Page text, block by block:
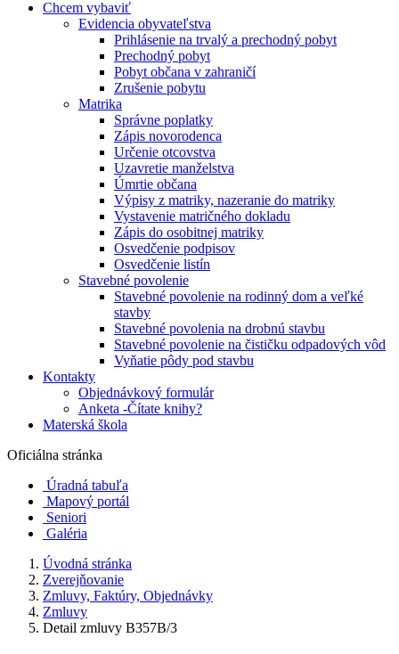
Chcem vybaviť
Evidencia obyvateľstva
Prihlásenie na trvalý a prechodný pobyt
Prechodný pobyt
Pobyt občana v zahraničí
Zrušenie pobytu
Matrika
Správne poplatky
Zápis novorodenca
Určenie otcovstva
Uzavretie manželstva
Úmrtie občana
Výpisy z matriky, nazeranie do matriky
Vystavenie matričného dokladu
Zápis do osobitnej matriky
Osvedčenie podpisov
Osvedčenie listín
Stavebné povolenie
Stavebné povolenie na rodinný dom a veľké
stavby
Stavebné povolenia na drobnú stavbu
Stavebné povolenie na čističku odpadových vôd
Vyňatie pôdy pod stavbu
Kontakty
Objednávkový formulár
Anketa -Čítate knihy?
Materská škola
Oficiálna stránka
Úradná tabuľa
Mapový portál
Seniori
Galéria
Úvodná stránka
Zverejňovanie
Zmluvy, Faktúry, Objednávky
Zmluvy
Detail zmluvy B357B/3